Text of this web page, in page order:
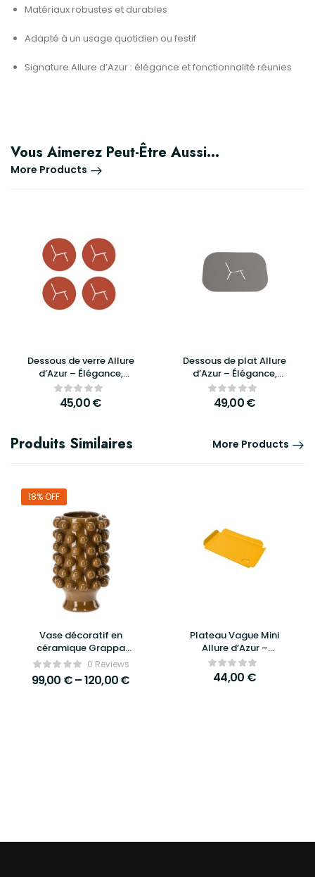
Matériaux robustes et durables
Adapté à un usage quotidien ou festif
Signature Allure d’Azur : élégance et fonctionnalité réunies
Vous Aimerez Peut-Être Aussi…
More Products
Dessous de verre Allure
d’Azur – Élégance,
protection et design
raffiné pour vos tables
45,00€
Dessous de plat Allure
d’Azur – Élégance,
protection et design
raffiné pour vos repas –
Galet
49,00€
Produits Similaires More Products
18% OFF
Vase décoratif en
céramique Grappa
ø24,5 cm – Athezza
0 Reviews
99,00 €–120,00€
Plateau Vague Mini
Allure d’Azur –
Élégance, raffinement
et praticité compacte
44,00 €